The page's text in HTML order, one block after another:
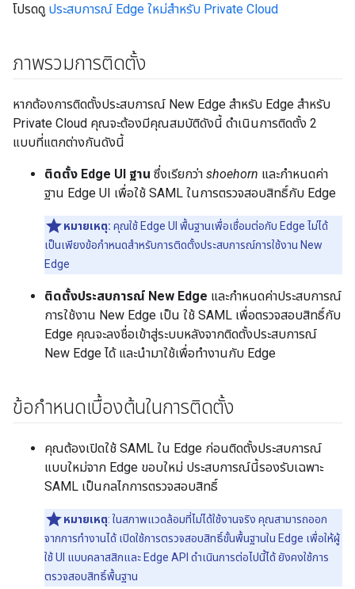
โปรดดู ประสบการณ์ Edge ใหม่สำหรับ Private Cloud
ภาพรวมการติดตั้ง
หากต้องการติดตั้งประสบการณ์ New Edge สำหรับ Edge สำหรับ
Private Cloud คุณจะต้องมีคุณสมบัติดังนี้ ดำเนินการติดตั้ง 2
แบบที่แตกต่างกันดังนี้
ติดตั้ง Edge UI ฐาน ซึ่งเรียกว่า shoehorn และกำหนดค่า
ฐาน Edge UI เพื่อใช้ SAML ในการตรวจสอบสิทธิ์กับ Edge
หมายเหตุ: คุณใช้ Edge UI พื้นฐานเพื่อเชื่อมต่อกับ Edge ไม่ได้
เป็นเพียงข้อกำหนดสำหรับการติดตั้งประสบการณ์การใช้งาน New
Edge
ติดตั้งประสบการณ์ New Edge และกำหนดค่าประสบการณ์
การใช้งาน New Edge เป็น ใช้ SAML เพื่อตรวจสอบสิทธิ์กับ
Edge คุณจะลงชื่อเข้าสู่ระบบหลังจากติดตั้งประสบการณ์
New Edge ได้ และนำมาใช้เพื่อทำงานกับ Edge
ข้อกำหนดเบื้องต้นในการติดตั้ง
คุณต้องเปิดใช้ SAML ใน Edge ก่อนติดตั้งประสบการณ์
แบบใหม่จาก Edge ขอบใหม่ ประสบการณ์นี้รองรับเฉพาะ
SAML เป็นกลไกการตรวจสอบสิทธิ์
หมายเหตุ: ในสภาพแวดล้อมที่ไม่ได้ใช้งานจริง คุณสามารถออก
จากการทำงานได้ เปิดใช้การตรวจสอบสิทธิ์ขั้นพื้นฐานใน Edge เพื่อให้ผู้
ใช้ UI แบบคลาสสิกและ Edge API ดำเนินการต่อไปนี้ได้ ยังคงใช้การ
ตรวจสอบสิทธิ์พื้นฐาน